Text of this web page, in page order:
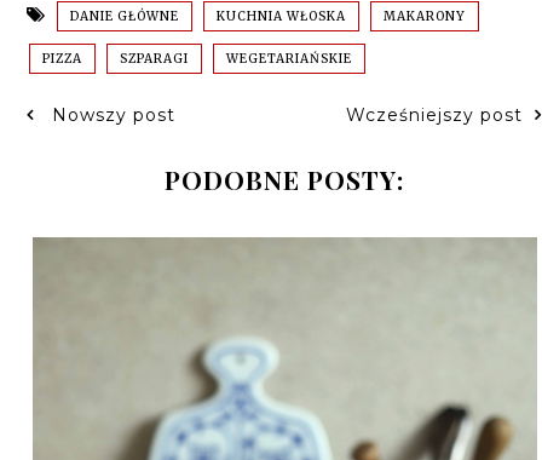
DANIE GŁÓWNE KUCHNIA WŁOSKA MAKARONY
PIZZA SZPARAGI WEGETARIAŃSKIE
Nowszy post Wcześniejszy post
PODOBNE POSTY: